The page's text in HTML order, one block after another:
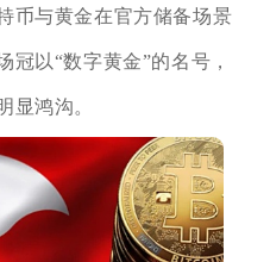
币与黄金在官方储备场景
冠以“数字黄金”的名号，
显鸿沟。